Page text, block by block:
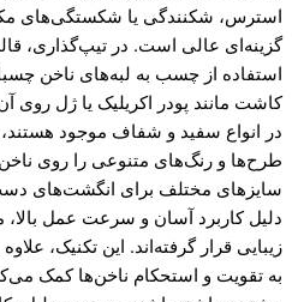
استرس، شکنندگی یا شکستگی‌های
گزینه‌ای عالی است. در تیپ‌گذاری،
استفاده از چسب به لبه‌های ناخن
کاشت مانند پودر اکریلیک یا ژل روی
در انواع سفید و شفاف موجود هستند،
طرح‌ها و رنگ‌های متنوعی را روی
سایزهای مختلف برای انگشت‌های
دلیل کاربرد آسان و سرعت عمل بالا،
زیبایی قرار گرفته‌اند. این تکنیک،
به تقویت و استحکام ناخن‌ها کمک